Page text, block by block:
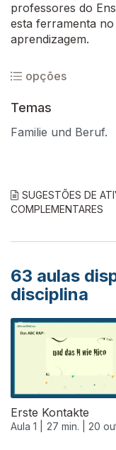
professores do
esta ferramenta
aprendizagem.
opções
Temas
Familie und Beruf.
SUGESTÕES DE
COMPLEMENTARES
63 aulas
disciplina
Erste Kontakte
Aula 1 | 27 min. | 20